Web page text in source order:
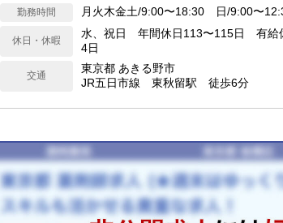
勤務時間 月火木金土/9:00〜18:30 日/9:00〜
休日・休暇
水、祝日 年間休日113〜115日 有
4日
交通
東京都 あきる野市
JR五日市線 東秋留駅 徒歩6分